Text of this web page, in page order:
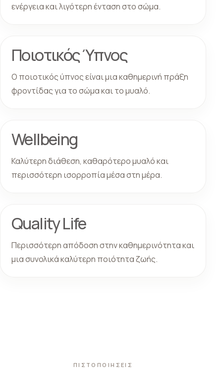
ενέργεια και λιγότερη ένταση στο σώμα.
Ποιοτικός Ύπνος
Ο ποιοτικός ύπνος είναι μια καθημερινή πράξη
φροντίδας για το σώμα και το μυαλό.
Wellbeing
Καλύτερη διάθεση, καθαρότερο μυαλό και
περισσότερη ισορροπία μέσα στη μέρα.
Quality Life
Περισσότερη απόδοση στην καθημερινότητα και
μια συνολικά καλύτερη ποιότητα ζωής.
ΠΙΣΤΟΠΟΙΗΣΕΙΣ